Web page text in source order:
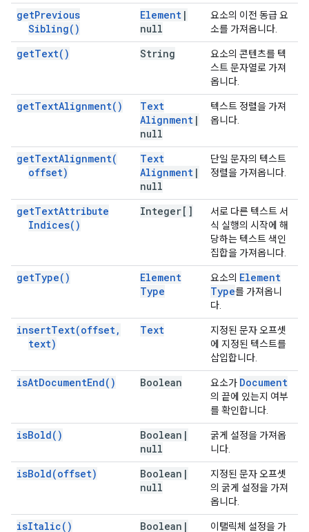
getPrevious
Sibling( )
Element |
null
요소의 이전 동급 요
소를 가져옵니다.
getText( ) String
요소의 콘텐츠를 텍
스트 문자열로 가져
옵니다.
getTextAlignment( )
Text
Alignment |
null
텍스트 정렬을 가져
옵니다.
getTextAlignment(
offset)
Text
Alignment |
null
단일 문자의 텍스트
정렬을 가져옵니다.
getTextAttribute
Indices( )
Integer[]
서로 다른 텍스트 서
식 실행의 시작에 해
당하는 텍스트 색인
집합을 가져옵니다.
getType( )
Element
Type
요소의 Element
Type를 가져옵니
다.
insertText(offset,
text)
Text
지정된 문자 오프셋
에 지정된 텍스트를
삽입합니다.
isAtDocumentEnd( ) Boolean 요소가 Document
의 끝에 있는지 여부
를 확인합니다.
isBold( ) Boolean |
null
굵게 설정을 가져옵
니다.
isBold(offset) Boolean |
null
지정된 문자 오프셋
의 굵게 설정을 가져
옵니다.
isItalic( ) Boolean | 이탤릭체 설정을 가